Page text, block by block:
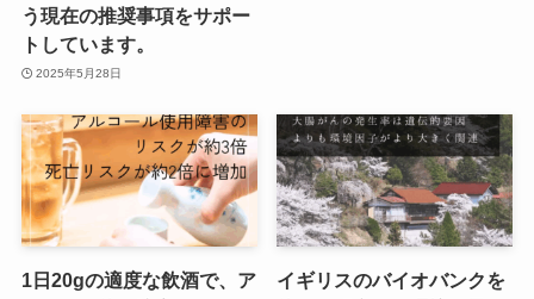
う現在の推奨事項をサポー
トしています。
2025年5月28日
1日20gの適度な飲酒で、ア
イギリスのバイオバンクを